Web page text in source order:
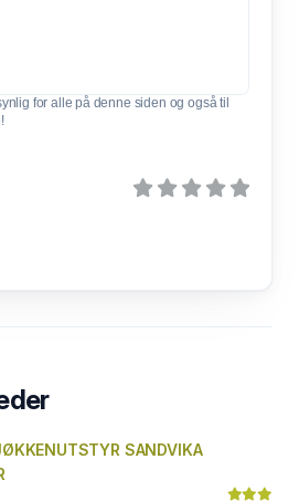
for alle på denne siden og også til
SANDVIKA